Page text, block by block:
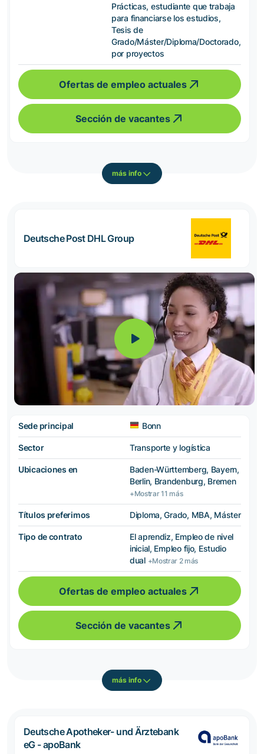
Prácticas, estudiante que trabaja
para financiarse los estudios,
Tesis de
Grado/Máster/Diploma/Doctorado,
por proyectos
Ofertas de empleo actuales
Sección de vacantes
más info
Deutsche Post DHL Group
Sede principal Bonn
Sector Transporte y logística
Ubicaciones en
Baden-Württemberg, Bayern,
Berlin, Brandenburg, Bremen
+Mostrar 11 más
Títulos preferimos Diploma, Grado, MBA, Máster
Tipo de contrato
El aprendiz, Empleo de nivel
inicial, Empleo fijo, Estudio
dual +Mostrar 2 más
Ofertas de empleo actuales
Sección de vacantes
más info
Deutsche Apotheker- und Ärztebank
eG - apoBank